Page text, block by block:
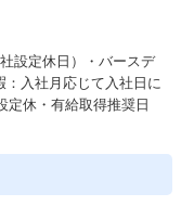
設定休日）・バースデ
：入社月応じて入社日に
休・有給取得推奨日